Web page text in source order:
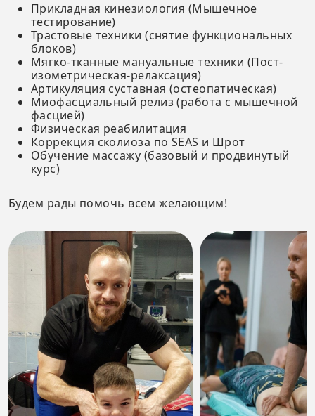
Прикладная кинезиология (Мышечное
тестирование)
Трастовые техники (снятие функциональных
блоков)
Мягко-тканные мануальные техники (Пост-
изометрическая-релаксация)
Артикуляция суставная (остеопатическая)
Миофасциальный релиз (работа с мышечной
фасцией)
Физическая реабилитация
Коррекция сколиоза по SEAS и Шрот
Обучение массажу (базовый и продвинутый
курс)
Будем рады помочь всем желающим!